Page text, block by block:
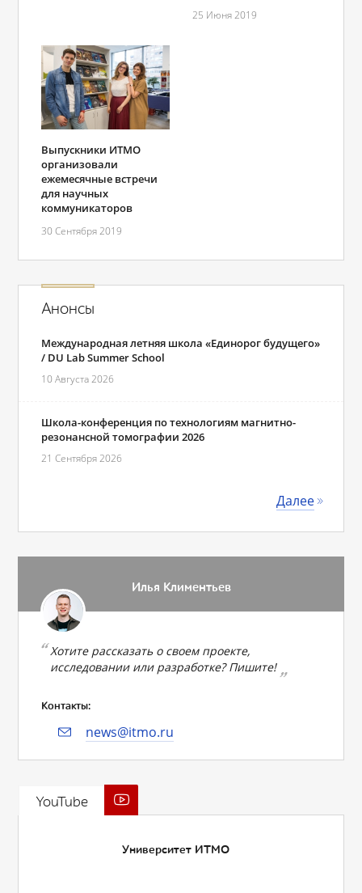
25 Июня 2019
Выпускники ИТМО
организовали
ежемесячные встречи
для научных
коммуникаторов
30 Сентября 2019
Анонсы
Международная летняя школа «Единорог будущего»
/ DU Lab Summer School
10 Августа 2026
Школа-конференция по технологиям магнитно-
резонансной томографии 2026
21 Сентября 2026
Далее
Илья Климентьев
Хотите рассказать о своем проекте,
исследовании или разработке? Пишите!
Контакты:
news@itmo.ru
YouTube
Университет ИТМО